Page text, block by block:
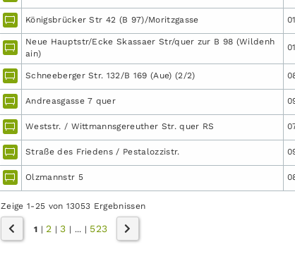
Königsbrücker Str 42 (B 97)/Moritzgasse
Neue Hauptstr/Ecke Skassaer Str/quer zur B 98 (Wildenh
ain)
Schneeberger Str. 132/B 169 (Aue) (2/2)
Andreasgasse 7 quer
Weststr. / Wittmannsgereuther Str. quer RS
Straße des Friedens / Pestalozzistr.
Olzmannstr 5
Zeige 1-25 von 13053 Ergebnissen
1 | 2 |3 | ... | 523